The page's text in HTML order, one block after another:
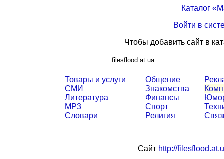
Каталог
Войти в
Чтобы добавить сайт в
Товары и услуги
СМИ
Литература
MP3
Словари
Общение
Знакомства
Финансы
Спорт
Религия
Сайт http://